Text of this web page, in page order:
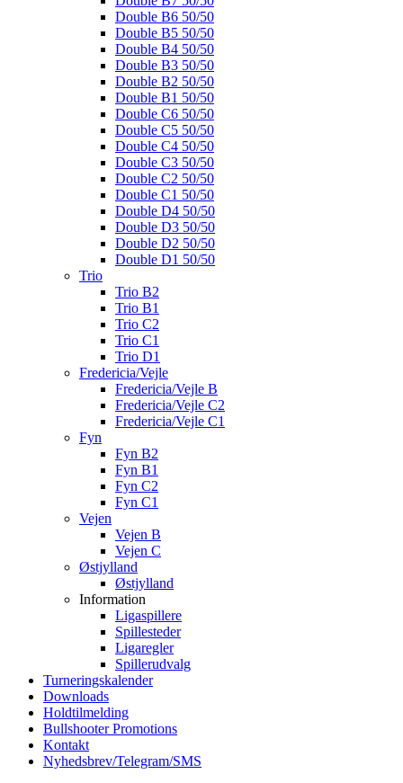
Double B6 50/50
Double B5 50/50
Double B4 50/50
Double B3 50/50
Double B2 50/50
Double B1 50/50
Double C6 50/50
Double C5 50/50
Double C4 50/50
Double C3 50/50
Double C2 50/50
Double C1 50/50
Double D4 50/50
Double D3 50/50
Double D2 50/50
Double D1 50/50
Trio
Trio B2
Trio B1
Trio C2
Trio C1
Trio D1
Fredericia/Vejle
Fredericia/Vejle B
Fredericia/Vejle C2
Fredericia/Vejle C1
Fyn
Fyn B2
Fyn B1
Fyn C2
Fyn C1
Vejen
Vejen B
Vejen C
Østjylland
Østjylland
Information
Ligaspillere
Spillesteder
Ligaregler
Spillerudvalg
Turneringskalender
Downloads
Holdtilmelding
Bullshooter Promotions
Kontakt
Nyhedsbrev/Telegram/SMS